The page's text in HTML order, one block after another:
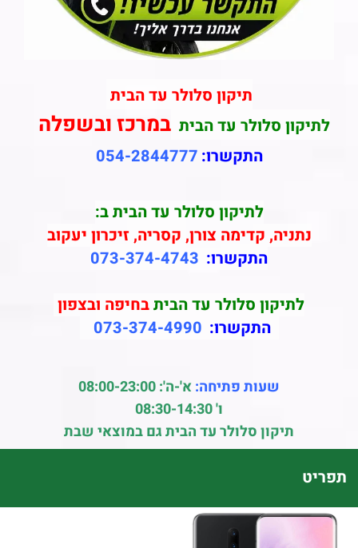
תיקון סלולר עד הבית
לתיקון סלולר עד הביתבמרכז ובשפלה
התקשרו: 054-2844777
לתיקון סלולר עד הבית ב:
נתניה, קדימה צורן, קסריה, זיכרון יעקוב
התקשרו: 073-374-4743
לתיקון סלולר עד הביתבחיפה ובצפון
התקשרו: 073-374-4990
שעות פתיחה:א'-ה': 08:00-23:00
ו' 08:30-14:30
תיקון סלולר עד הבית גם במוצאי שבת
תפריט